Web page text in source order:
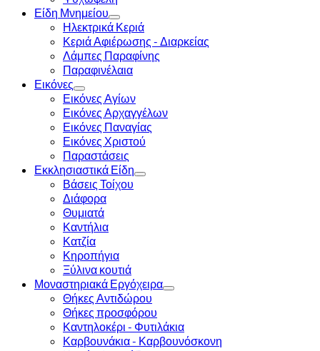
Είδη Μνημείου
Ηλεκτρικά Κεριά
Κεριά Αφιέρωσης - Διαρκείας
Λάμπες Παραφίνης
Παραφινέλαια
Εικόνες
Εικόνες Αγίων
Εικόνες Αρχαγγέλων
Εικόνες Παναγίας
Εικόνες Χριστού
Παραστάσεις
Εκκλησιαστικά Είδη
Βάσεις Τοίχου
Διάφορα
Θυμιατά
Καντήλια
Κατζία
Κηροπήγια
Ξύλινα κουτιά
Μοναστηριακά Εργόχειρα
Θήκες Αντιδώρου
Θήκες προσφόρου
Καντηλοκέρι - Φυτιλάκια
Καρβουνάκια - Καρβουνόσκονη